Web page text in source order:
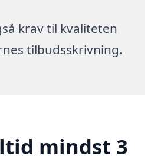
krav til kvaliteten
tilbudsskrivning.
mindst 3